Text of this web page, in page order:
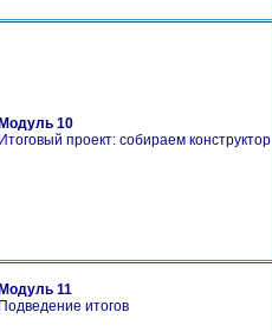
10
Итоговый проект: собираем конструктор
11
Подведение итогов